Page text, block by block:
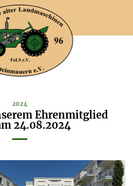
2024
Ehrenmitglied
24.08.2024